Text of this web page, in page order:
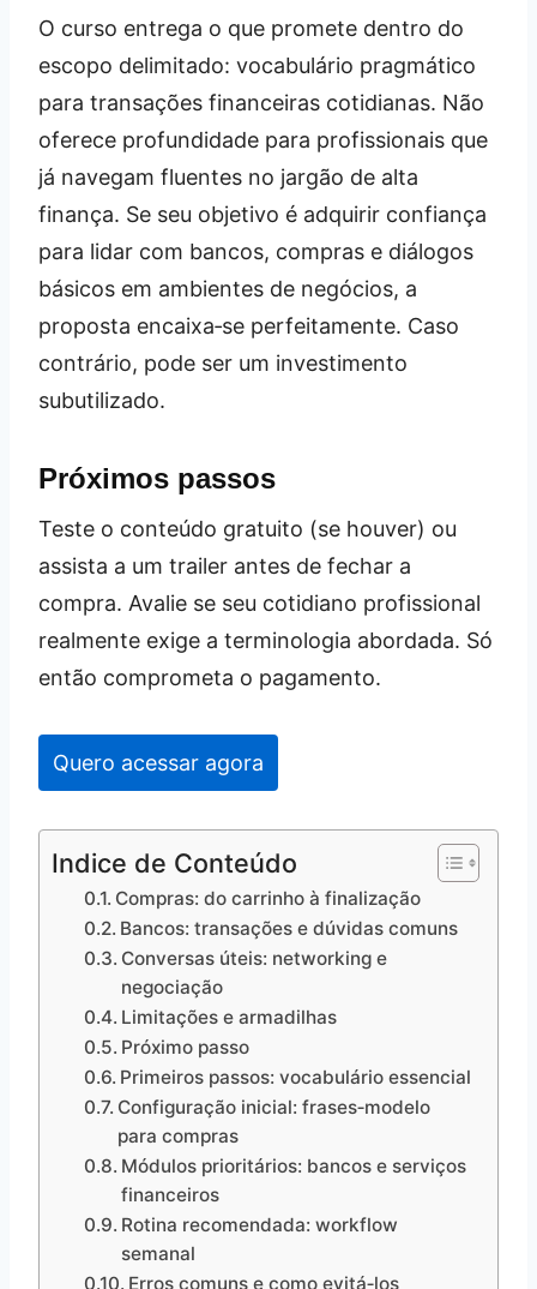
O curso entrega o que promete dentro do
escopo delimitado: vocabulário pragmático
para transações financeiras cotidianas. Não
oferece profundidade para profissionais que
já navegam fluentes no jargão de alta
finança. Se seu objetivo é adquirir confiança
para lidar com bancos, compras e diálogos
básicos em ambientes de negócios, a
proposta encaixa‑se perfeitamente. Caso
contrário, pode ser um investimento
subutilizado.
Próximos passos
Teste o conteúdo gratuito (se houver) ou
assista a um trailer antes de fechar a
compra. Avalie se seu cotidiano profissional
realmente exige a terminologia abordada. Só
então comprometa o pagamento.
Quero acessar agora
Indice de Conteúdo
Compras: do carrinho à finalização
Bancos: transações e dúvidas comuns
Conversas úteis: networking e
negociação
Limitações e armadilhas
Próximo passo
Primeiros passos: vocabulário essencial
Configuração inicial: frases‑modelo
para compras
Módulos prioritários: bancos e serviços
financeiros
Rotina recomendada: workflow
semanal
Erros comuns e como evitá‑los